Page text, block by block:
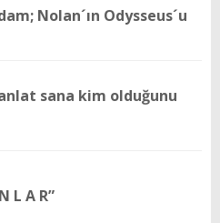
Nolan´ın Odysseus´u
sana kim olduğunu
L A R”